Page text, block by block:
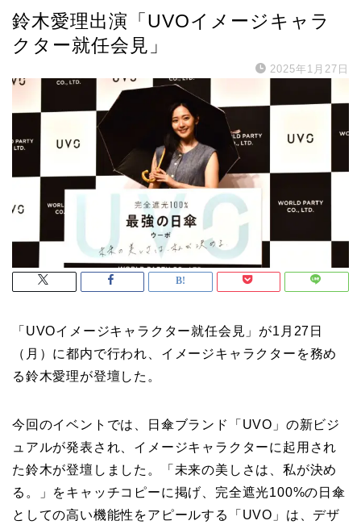
鈴木愛理出演「UVOイメージキャラ
クター就任会見」
2025年1月27日
「UVOイメージキャラクター就任会見」が1月27日
（月）に都内で行われ、イメージキャラクターを務め
る鈴木愛理が登壇した。
今回のイベントでは、日傘ブランド「UVO」の新ビジ
ュアルが発表され、イメージキャラクターに起用され
た鈴木が登壇しました。「未来の美しさは、私が決め
る。」をキャッチコピーに掲げ、完全遮光100%の日傘
としての高い機能性をアピールする「UVO」は、デザ